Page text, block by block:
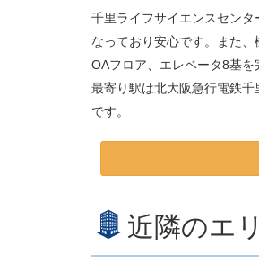
千里ライフサイエンスセン
なっており安心です。また
OAフロア、エレベータ8基を
最寄り駅は北大阪急行電鉄
です。
近隣のエ